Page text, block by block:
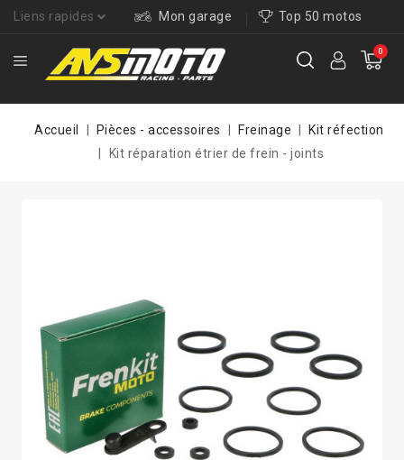
Liens rapides Mon garage Top 50 motos
0
Accueil Pièces - accessoires Freinage
Kit réfection
Kit réparation étrier de frein - joints